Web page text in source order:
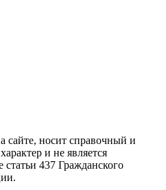
сайте, носит справочный и
и не является
437 Гражданского